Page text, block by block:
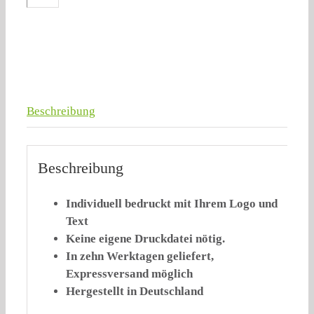
Beschreibung
Beschreibung
Individuell bedruckt mit Ihrem Logo und
Text
Keine eigene Druckdatei nötig.
In zehn Werktagen geliefert,
Expressversand möglich
Hergestellt in Deutschland